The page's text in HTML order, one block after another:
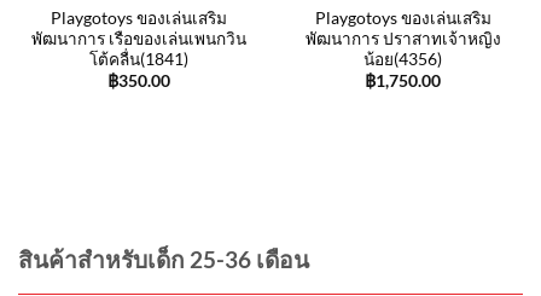
Playgotoys ของเล่นเสริม
พัฒนาการ เรือของเล่นเพนกวิน
โต้คลื่น(1841)
฿350.00
Playgotoys ของเล่นเสริม
พัฒนาการ ปราสาทเจ้าหญิง
น้อย(4356)
฿1,750.00
สินค้าสำหรับเด็ก 25-36 เดือน